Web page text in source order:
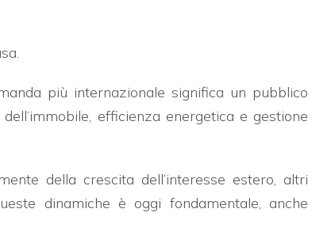
più internazionale significa un pubblico
efficienza energetica e gestione
della crescita dell’interesse estero, altri
dinamiche è oggi fondamentale, anche